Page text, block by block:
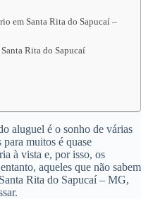
em Santa Rita do Sapucaí –
Rita do Sapucaí
aluguel é o sonho de várias
muitos é quase
à vista e, por isso, os
aqueles que não sabem
Rita do Sapucaí – MG,